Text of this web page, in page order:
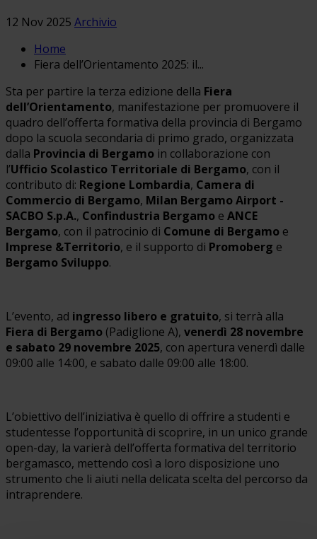
12 Nov 2025 Archivio
Home
Fiera dell’Orientamento 2025: il...
Sta per partire la terza edizione della Fiera
dell’Orientamento, manifestazione per promuovere il
quadro dell’offerta formativa della provincia di Bergamo
dopo la scuola secondaria di primo grado, organizzata
dalla Provincia di Bergamo in collaborazione con
l’Ufficio Scolastico Territoriale di Bergamo, con il
contributo di: Regione Lombardia, Camera di
Commercio di Bergamo, Milan Bergamo Airport -
SACBO S.p.A., Confindustria Bergamo e ANCE
Bergamo, con il patrocinio di Comune di Bergamo e
Imprese &Territorio, e il supporto di Promoberg e
Bergamo Sviluppo.
L’evento, ad ingresso libero e gratuito, si terrà alla
Fiera di Bergamo (Padiglione A), venerdì 28 novembre
e sabato 29 novembre 2025, con apertura venerdì dalle
09:00 alle 14:00, e sabato dalle 09:00 alle 18:00.
L’obiettivo dell’iniziativa è quello di offrire a studenti e
studentesse l’opportunità di scoprire, in un unico grande
open-day, la varierà dell’offerta formativa del territorio
bergamasco, mettendo così a loro disposizione uno
strumento che li aiuti nella delicata scelta del percorso da
intraprendere.